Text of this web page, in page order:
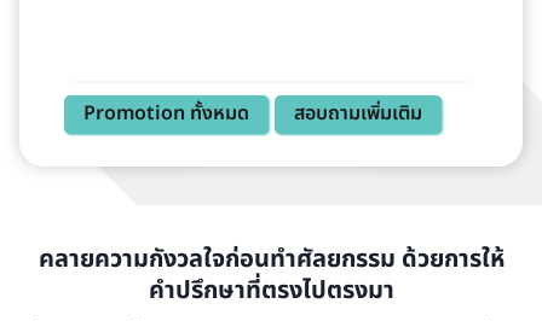
Promotion ทั้งหมด สอบถามเพิ่มเติม
คลายความกังวลใจก่อนทำศัลยกรรม ด้วยการให้
คำปรึกษาที่ตรงไปตรงมา